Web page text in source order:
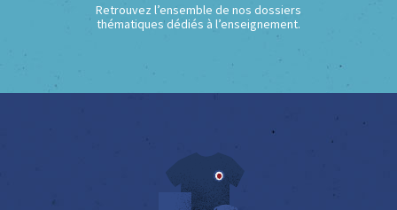
Retrouvez l’ensemble de nos dossiers
thématiques dédiés à l’enseignement.